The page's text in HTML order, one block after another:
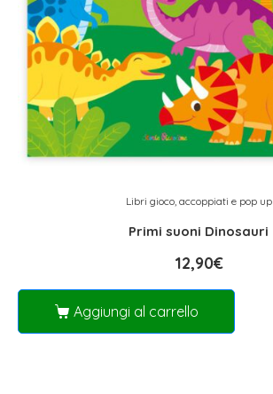
Libri gioco, accoppiati e pop up
Primi suoni Dinosauri
12,90€
Aggiungi al carrello